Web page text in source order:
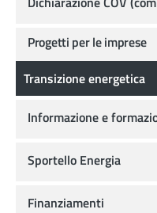
Progetti per le imprese
Transizione energetica
Informazione e
Sportello Energia
Finanziamenti